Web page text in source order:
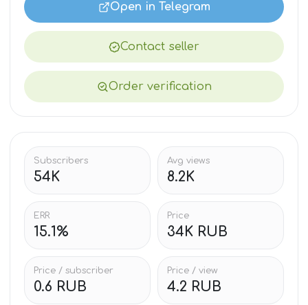
Open in Telegram
Contact seller
Order verification
Subscribers
54K
Avg views
8.2K
ERR
15.1%
Price
34K RUB
Price / subscriber
0.6 RUB
Price / view
4.2 RUB